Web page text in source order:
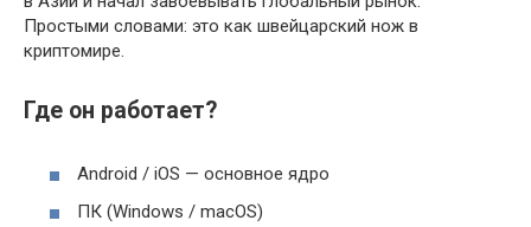
Простыми словами: это как швейцарский нож в
криптомире.
Где он работает?
Android / iOS — основное ядро
ПК (Windows / macOS)